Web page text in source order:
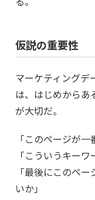
仮説の重要性
マーケティングデ
は、はじめからあ
が大切だ。
「このページが
「こういうキー
「最後にこのペ
いか」